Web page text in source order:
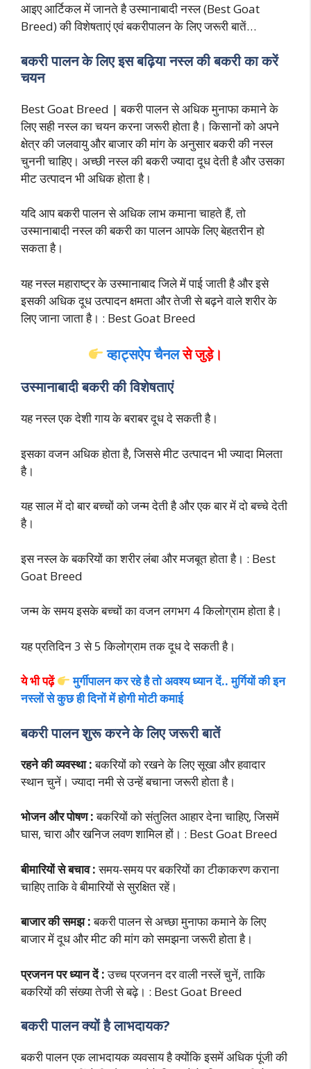
आइए आर्टिकल में जानते है उस्मानाबादी नस्ल (Best Goat
Breed) की विशेषताएं एवं बकरीपालन के लिए जरूरी बातें…
बकरी पालन के लिए इस बढ़िया नस्ल की बकरी का करें
चयन
Best Goat Breed | बकरी पालन से अधिक मुनाफा कमाने के
लिए सही नस्ल का चयन करना जरूरी होता है। किसानों को अपने
क्षेत्र की जलवायु और बाजार की मांग के अनुसार बकरी की नस्ल
चुननी चाहिए। अच्छी नस्ल की बकरी ज्यादा दूध देती है और उसका
मीट उत्पादन भी अधिक होता है।
यदि आप बकरी पालन से अधिक लाभ कमाना चाहते हैं, तो
उस्मानाबादी नस्ल की बकरी का पालन आपके लिए बेहतरीन हो
सकता है।
यह नस्ल महाराष्ट्र के उस्मानाबाद जिले में पाई जाती है और इसे
इसकी अधिक दूध उत्पादन क्षमता और तेजी से बढ़ने वाले शरीर के
लिए जाना जाता है। : Best Goat Breed
व्हाट्सऐप चैनलसे जुड़े।
उस्मानाबादी बकरी की विशेषताएं
यह नस्ल एक देशी गाय के बराबर दूध दे सकती है।
इसका वजन अधिक होता है, जिससे मीट उत्पादन भी ज्यादा मिलता
है।
यह साल में दो बार बच्चों को जन्म देती है और एक बार में दो बच्चे देती
है।
इस नस्ल के बकरियों का शरीर लंबा और मजबूत होता है। : Best
Goat Breed
जन्म के समय इसके बच्चों का वजन लगभग 4 किलोग्राम होता है।
यह प्रतिदिन 3 से 5 किलोग्राम तक दूध दे सकती है।
ये भी पढ़ें
मुर्गीपालन कर रहे है तो अवश्य ध्यान दें.. मुर्गियों की इन
नस्लों से कुछ ही दिनों में होगी मोटी कमाई
बकरी पालन शुरू करने के लिए जरूरी बातें
रहने की व्यवस्था :बकरियों को रखने के लिए सूखा और हवादार
स्थान चुनें। ज्यादा नमी से उन्हें बचाना जरूरी होता है।
भोजन और पोषण :बकरियों को संतुलित आहार देना चाहिए, जिसमें
घास, चारा और खनिज लवण शामिल हों। : Best Goat Breed
बीमारियों से बचाव :समय-समय पर बकरियों का टीकाकरण कराना
चाहिए ताकि वे बीमारियों से सुरक्षित रहें।
बाजार की समझ :बकरी पालन से अच्छा मुनाफा कमाने के लिए
बाजार में दूध और मीट की मांग को समझना जरूरी होता है।
प्रजनन पर ध्यान दें :उच्च प्रजनन दर वाली नस्लें चुनें, ताकि
बकरियों की संख्या तेजी से बढ़े। : Best Goat Breed
बकरी पालन क्यों है लाभदायक?
बकरी पालन एक लाभदायक व्यवसाय है क्योंकि इसमें अधिक पूंजी की